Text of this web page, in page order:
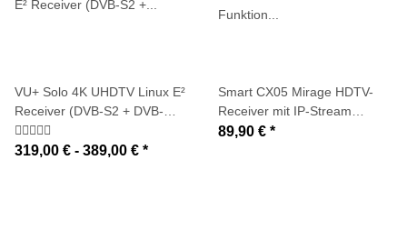
VU+ Solo 4K UHDTV Linux E²
Receiver (DVB-S2 + DVB-
C/T2 Tuner / USB 3.0 /
GigaBit)
319,00 € - 389,00 € *
Smart CX05 Mirage HDTV-
Receiver mit IP-Stream
Funktion (SAT>IP Sender,
89,90 € *